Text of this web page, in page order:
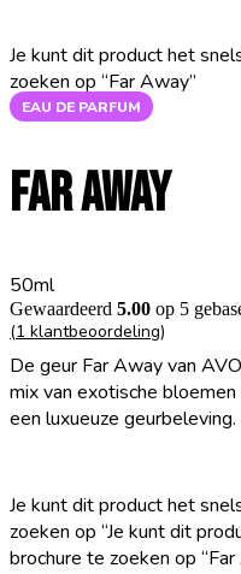
Je kunt dit product het
zoeken op “Far Away”
EAU DE PARFUM
Far Away
50ml
Gewaardeerd 5.00 op 5
(1 klantbeoordeling)
De geur Far Away van
mix van exotische
een luxueuze geurbeleving.
Je kunt dit product het
zoeken op “Je kunt dit
brochure te zoeken op “Far